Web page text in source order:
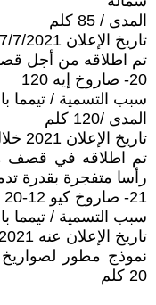
المدى / 85 كلم
تاريخ الإعلان 7/7/2021
تم اطلاقه من أجل
20- صاروخ إيه 120
سبب التسمية / تيمما
المدى /120 كلم
تاريخ الإعلان 2021 خلال معركة سيف القدس
تم اطلاقه في قصف
رأسا متفجرة بقدرة
21- صاروخ كيو 12-20
سبب التسمية / تيمما
تاريخ الإعلان عنه 2021
20 كلم